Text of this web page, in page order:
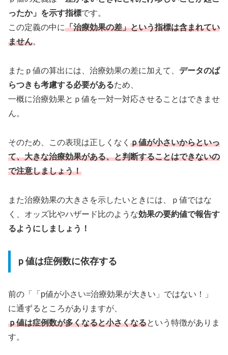
ったか」を示す指標です。
この定義の中に「治療効果の差」という指標は含まれてい
ません。
またｐ値の算出には、治療効果の差に加えて、 データのば
らつきも考慮する必要があるため、
一概に治療効果とｐ値を一対一対応させることはできませ
ん。
そのため、この表現は正しくなく ｐ値が小さいからといっ
て、大きな治療効果がある、と判断することはできないの
で注意しましょう！
また治療効果の大きさを示したいときには、ｐ値ではな
く、オッズ比やハザード比のような効果の要約値で報告す
るようにしましょう！
ｐ値は症例数に依存する
前の「「p値が小さい=治療効果が大きい」ではない！」
に通ずるところがありますが、
ｐ値は症例数が多くなると小さくなるという特徴がありま
す。